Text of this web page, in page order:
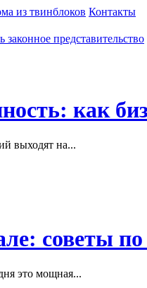
из твинблоков Контакты
как
выходят на...
советы
это мощная...